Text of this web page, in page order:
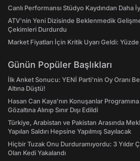
Canlı Performansı Stüdyo Kaydından Daha
ATV'nin Yeni Dizisinde Beklenmedik
Çekimleri Durdurdu
Market Fiyatları İçin Kritik Uyarı Geldi:
Günün Popüler Başlıkları
İlk Anket Sonucu: YENİ Parti'nin Oy Oranı
Altına Düştü!
Hasan Can Kaya’nın Konuşanlar
Gözaltına Alınıp Sınır Dışı Edildi
Türkiye, Arabistan ve Pakistan Arasında
Yapılan Saldırı Hepsine Yapılmış Sayılacak
Hiçbir Tuzak Onu Durduramıyordu: 3 Yıldır
Olan Kedi Yakalandı